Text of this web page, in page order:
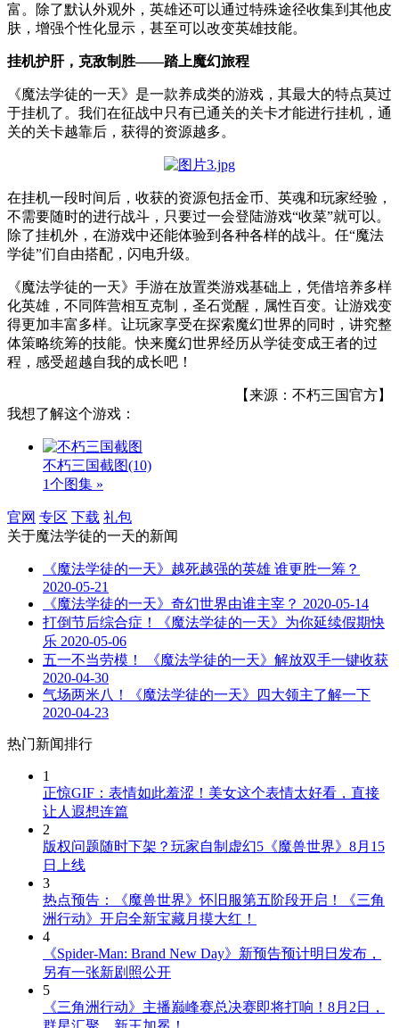
富。除了默认外观外，英雄还可以通过特殊途径收集到其他皮
肤，增强个性化显示，甚至可以改变英雄技能。
挂机护肝，克敌制胜——踏上魔幻旅程
《魔法学徒的一天》是一款养成类的游戏，其最大的特点莫过
于挂机了。我们在征战中只有已通关的关卡才能进行挂机，通
关的关卡越靠后，获得的资源越多。
在挂机一段时间后，收获的资源包括金币、英魂和玩家经验，
不需要随时的进行战斗，只要过一会登陆游戏“收菜”就可以。
除了挂机外，在游戏中还能体验到各种各样的战斗。任“魔法
学徒”们自由搭配，闪电升级。
《魔法学徒的一天》手游在放置类游戏基础上，凭借培养多样
化英雄，不同阵营相互克制，圣石觉醒，属性百变。让游戏变
得更加丰富多样。让玩家享受在探索魔幻世界的同时，讲究整
体策略统筹的技能。快来魔幻世界经历从学徒变成王者的过
程，感受超越自我的成长吧！
【来源：不朽三国官方】
我想了解这个游戏：
不朽三国截图(10)
1个图集 »
官网 专区 下载 礼包
关于魔法学徒的一天的新闻
《魔法学徒的一天》越死越强的英雄 谁更胜一筹？
2020-05-21
《魔法学徒的一天》奇幻世界由谁主宰？ 2020-05-14
打倒节后综合症！《魔法学徒的一天》为你延续假期快
乐 2020-05-06
五一不当劳模！ 《魔法学徒的一天》解放双手一键收获
2020-04-30
气场两米八！《魔法学徒的一天》四大领主了解一下
2020-04-23
热门新闻排行
1
正惊GIF：表情如此羞涩！美女这个表情太好看，直接
让人遐想连篇
2
版权问题随时下架？玩家自制虚幻5《魔兽世界》8月15
日上线
3
热点预告：《魔兽世界》怀旧服第五阶段开启！《三角
洲行动》开启全新宝藏月摸大红！
4
《Spider-Man: Brand New Day》新预告预计明日发布，
另有一张新剧照公开
5
《三角洲行动》主播巅峰赛总决赛即将打响！8月2日，